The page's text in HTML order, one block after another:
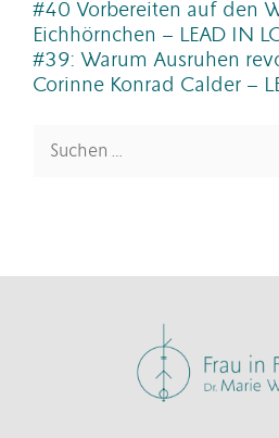
#40 Vorbereiten auf den
Eichhörnchen – LEAD IN
#39: Warum Ausruhen
Corinne Konrad Calder –
Suchen